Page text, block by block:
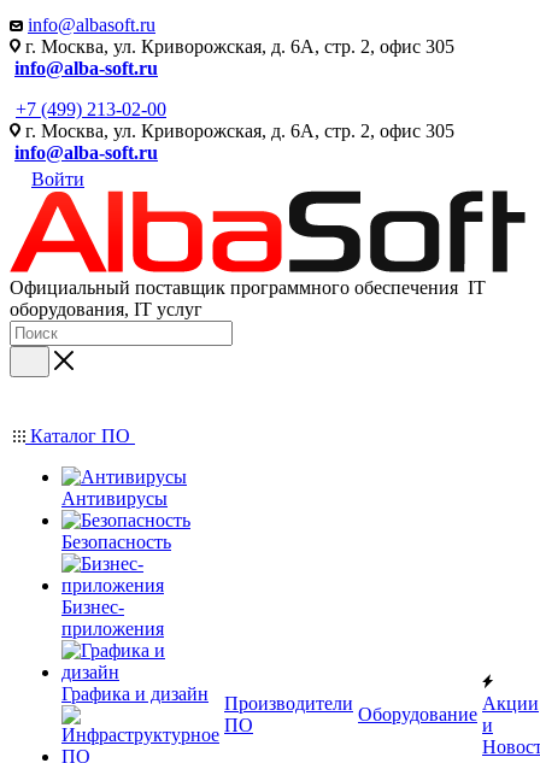
info@albasoft.ru
г. Москва, ул. Криворожская, д. 6А, стр. 2, офис 305
info@alba-soft.ru
+7 (499) 213-02-00
г. Москва, ул. Криворожская, д. 6А, стр. 2, офис 305
info@alba-soft.ru
Войти
Официальный поставщик программного обеспечения IT
оборудования, IT услуг
Каталог ПО
Антивирусы
Безопасность
Бизнес-
приложения
Графика и дизайн
Производители
ПО
Оборудование
Акции
и